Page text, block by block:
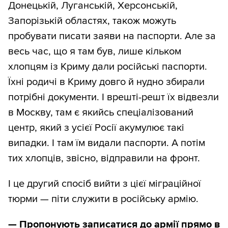
Донецькій, Луганській, Херсонській,
Запорізькій областях, також можуть
пробувати писати заяви на паспорти. Але за
весь час, що я там був, лише кільком
хлопцям із Криму дали російські паспорти.
Їхні родичі в Криму довго й нудно збирали
потрібні документи. І врешті-решт їх відвезли
в Москву, там є якийсь спеціалізований
центр, який з усієї Росії акумулює такі
випадки. І там їм видали паспорти. А потім
тих хлопців, звісно, відправили на фронт.
І це другий спосіб вийти з цієї міграційної
тюрми — піти служити в російську армію.
— Пропонують записатися до армії прямо в